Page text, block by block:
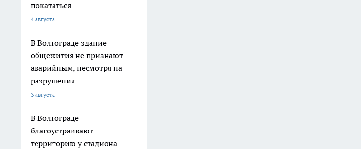
покататься
4 августа
В Волгограде здание
общежития не признают
аварийным, несмотря на
разрушения
3 августа
В Волгограде
благоустраивают
территорию у стадиона